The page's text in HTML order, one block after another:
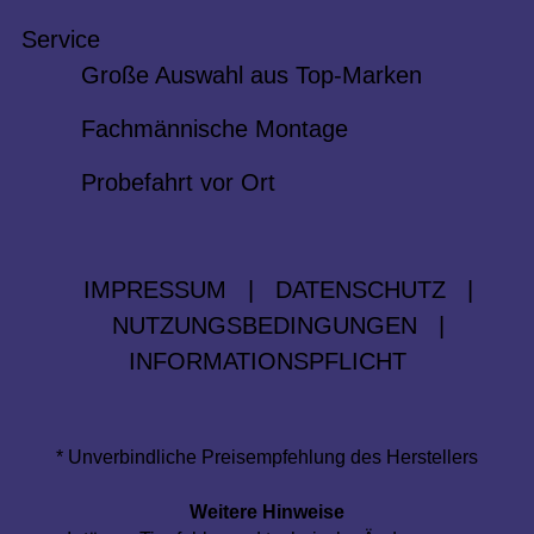
Service
Große Auswahl aus Top-Marken
Fachmännische Montage
Probefahrt vor Ort
IMPRESSUM DATENSCHUTZ
NUTZUNGSBEDINGUNGEN
INFORMATIONSPFLICHT
* Unverbindliche Preisempfehlung des Herstellers
Weitere Hinweise